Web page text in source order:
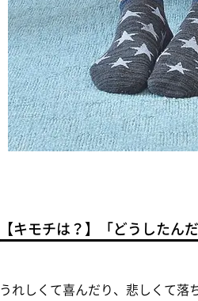
【キモチは？】「どうしたん
うれしくて喜んだり、悲しくて